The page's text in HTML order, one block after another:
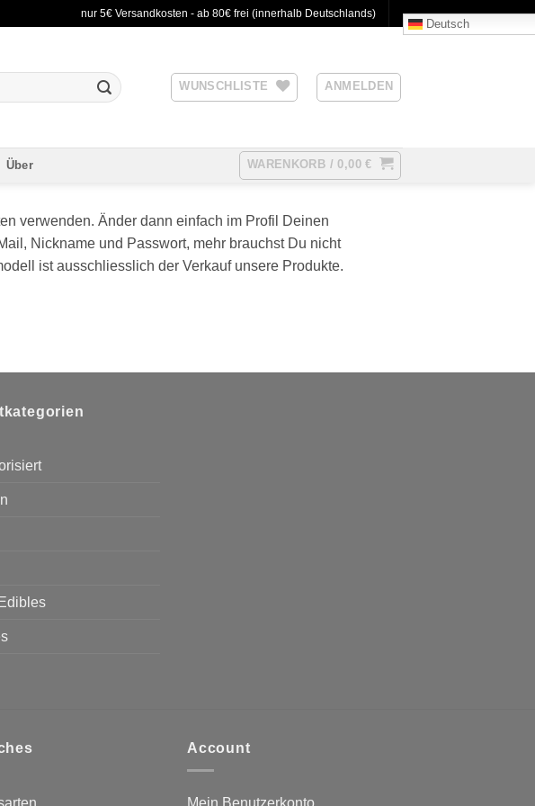
nur 5€ Versandkosten - ab 80€ frei (innerhalb Deutschlands)
Deutsch
WUNSCHLISTE ANMELDEN
Über WARENKORB / 0,00€
verwenden. Änder dann einfach im Profil Deinen
Nickname und Passwort, mehr brauchst Du nicht
ist ausschliesslich der Verkauf unsere Produkte.
Account
Mein Benutzerkonto